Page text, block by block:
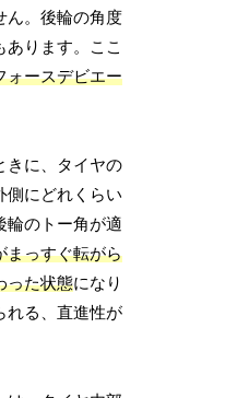
ん。後輪の角度
ります。ここ
ォースデビエー
きに、タイヤの
側にどれくらい
輪のトー角が適
まっすぐ転がら
った状態になり
れる、直進性が